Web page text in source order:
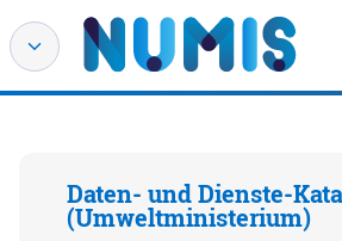
Daten- und Dienste-
(Umweltministerium)